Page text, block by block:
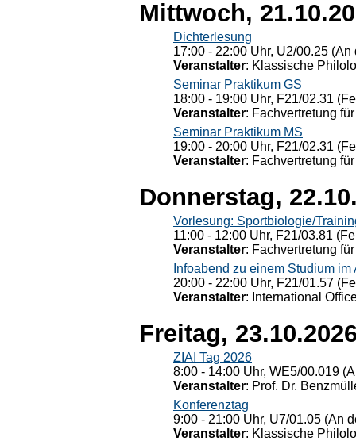
Mittwoch,
Dichterlesung
17:00 - 22:00 Uhr, U2/00.25
Veranstalter: Klassische
Seminar Praktikum GS
18:00 - 19:00 Uhr, F21/02.31
Veranstalter: Fachvertretung
Seminar Praktikum MS
19:00 - 20:00 Uhr, F21/02.31
Veranstalter: Fachvertretung
Donnerstag,
Vorlesung: Sportbiologie/
11:00 - 12:00 Uhr, F21/03.81
Veranstalter: Fachvertretung
Infoabend zu einem Studium im
20:00 - 22:00 Uhr, F21/01.57
Veranstalter: International
Freitag,
ZIAI Tag 2026
8:00 - 14:00 Uhr, WE5/00.019
Veranstalter: Prof. Dr.
Konferenztag
9:00 - 21:00 Uhr, U7/01.05 (An
Veranstalter: Klassische